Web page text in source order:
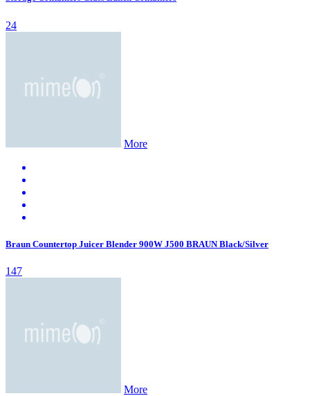
24
More
Braun Countertop Juicer Blender 900W J500 BRAUN Black/Silver
147
More